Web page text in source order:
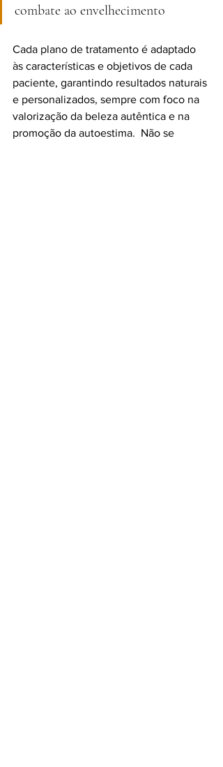
combate ao envelhecimento
Cada plano de tratamento é adaptado
às características e objetivos de cada
paciente, garantindo resultados naturais
e personalizados, sempre com foco na
valorização da beleza autêntica e na
promoção da autoestima.  Não se